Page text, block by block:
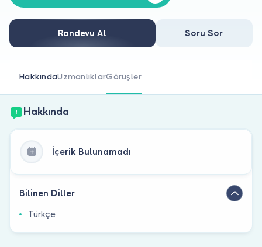
Doktor musunuz?
Randevu Al Soru Sor
HakkındaUzmanlıklarGörüşler
Hakkında
İçerik Bulunamadı
Bilinen Diller
Türkçe